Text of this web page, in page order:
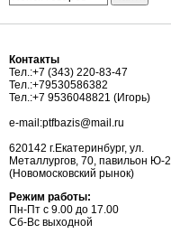
Контакты
Тел.:+7 (343) 220-83-47
Тел.:+79530586382
Тел.:+7 9536048821 (Игорь)
e-mail:ptfbazis@mail.ru
620142 г.Екатеринбург, ул.
Металлургов, 70, павильон Ю-2
(Новомосковский рынок)
Режим работы:
Пн-Пт с 9.00 до 17.00
Сб-Вс выходной